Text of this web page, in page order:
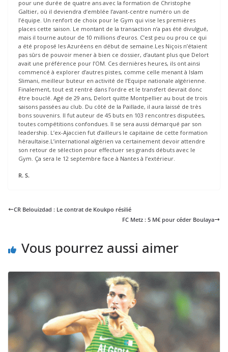
pour une durée de quatre ans avec la formation de Christophe
Galtier, où il deviendra d’emblée l’avant-centre numéro un de
l’équipe. Un renfort de choix pour le Gym qui vise les premières
places cette saison. Le montant de la transaction n’a pas été divulgué,
mais il tourne autour de 10 millions d’euros. C’est peu ou prou ce qui
a été proposé les Azuréens en début de semaine.Les Niçois n’étaient
pas sûrs de pouvoir mener à bien ce dossier, d’autant plus que Delort
avait une préférence pour l’OM. Ces dernières heures, ils ont ainsi
commencé à explorer d’autres pistes, comme celle menant à Islam
Slimani, meilleur buteur en activité de l’Equipe nationale algérienne.
Finalement, tout est rentré dans l’ordre et le transfert devrait donc
être bouclé. Agé de 29 ans, Delort quitte Montpellier au bout de trois
saisons passées au club. Du côté de la Paillade, il aura laissé de très
bons souvenirs. Il fut auteur de 45 buts en 103 rencontres disputées,
toutes compétitions confondues. Il se sera aussi démarqué par son
leadership. L’ex-Ajaccien fut d’ailleurs le capitaine de cette formation
héraultaise.L’international algérien va certainement devoir attendre
son retour de sélection pour effectuer ses grands débuts avec le
Gym. Ça sera le 12 septembre face à Nantes à l’extérieur.
R. S.
CR Belouizdad : Le contrat de Koukpo résilié
FC Metz : 5 M€ pour céder Boulaya
Vous pourrez aussi aimer